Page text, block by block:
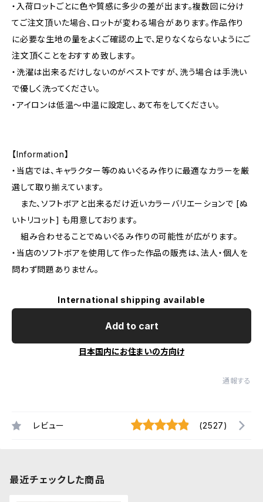
・入荷ロットごとに色や質感に多少の差が出ます。複数回に分け
てご注文頂いた場合、ロットが変わる場合があります。作品作り
に必要な生地の量をよくご確認の上で、足りなくならないようにご
注文頂くことをおすすめ致します。
・洗濯は出来るだけしないのがベストですが、洗う場合は手洗い
で優しく洗ってください。
・アイロンは低温〜中温に設定し、あて布をしてください。
【Information】
・当店では、キャラクター等のぬいぐるみ作りに最適なカラーを厳
選して取り揃えています。
また、ソフトボアと出来るだけ近いカラーバリエーションで [ぬ
いトリコット] も用意しております。
組み合わせることでぬいぐるみ作りの可能性が広がります。
・当店のソフトボアを使用して作った作品の販売は、法人・個人を
問わず問題ありません。
International shipping available
Add to cart
日本国内にお住まいの方向け
通報する
レビュー (2527)
最近チェックした商品